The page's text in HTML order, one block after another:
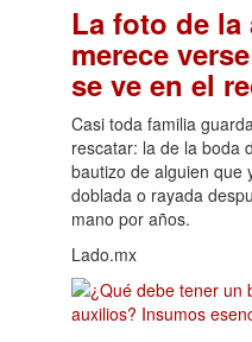
La foto de la
merece
se ve en el
Casi toda familia
rescatar: la de la boda
bautizo de alguien que
doblada o rayada
mano por años.
Lado.mx